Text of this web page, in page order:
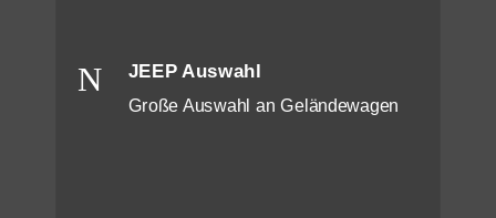
N JEEP Auswahl
Große Auswahl an Geländewagen